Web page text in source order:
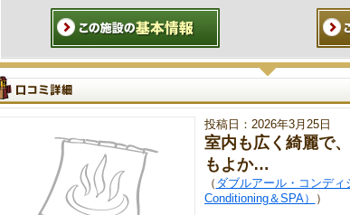
投稿日：2026年3月25日
室内も広く綺麗で
もよか…
（ ダブルアール・コンデ
Conditioning＆SPA）
）